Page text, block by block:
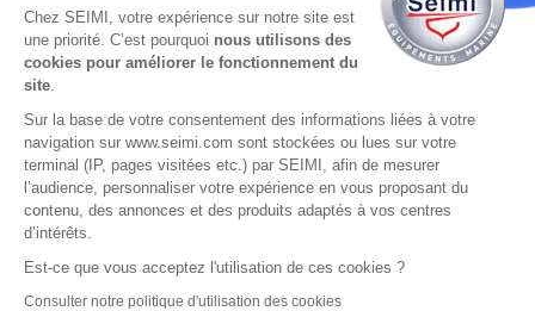
adresse : 75 Rue Amiral Troude,
29200 Brest FRANCE
LABELLISÉE
© 2024 SEIMI - Tous droits réservés
Chez SEIMI, votre expérience sur notre site est
une priorité. C’est pourquoi nous utilisons des
cookies pour améliorer le fonctionnement du
site.
Sur la base de votre consentement des informations liées à votre
navigation sur www.seimi.com sont stockées ou lues sur votre
terminal (IP, pages visitées etc.) par SEIMI, afin de mesurer
l’audience, personnaliser votre expérience en vous proposant du
contenu, des annonces et des produits adaptés à vos centres
d’intérêts.
Est-ce que vous acceptez l'utilisation de ces cookies ?
Consulter notre politique d'utilisation des cookies